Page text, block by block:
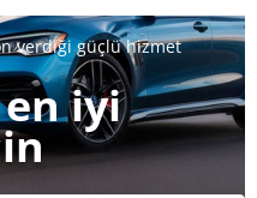
verdiği güçlü hizmet
en iyi